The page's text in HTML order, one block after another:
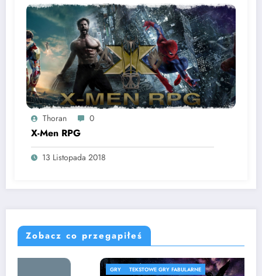
Thoran 0
X-Men RPG
13 Listopada 2018
Zobacz co przegapiłeś
TEKSTOWE GRY FABULARNE